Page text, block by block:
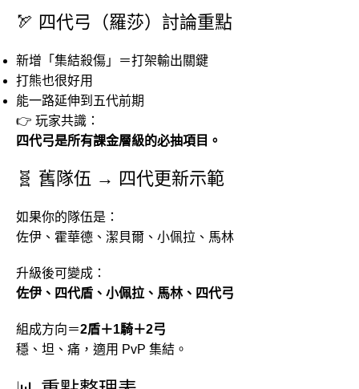
🏹 四代弓（羅莎）討論重點
新增「集結殺傷」＝打架輸出關鍵
打熊也很好用
能一路延伸到五代前期
👉 玩家共識：
四代弓是所有課金層級的必抽項目。
🧬 舊隊伍 → 四代更新示範
如果你的隊伍是：
佐伊、霍華德、潔貝爾、小佩拉、馬林
升級後可變成：
佐伊、四代盾、小佩拉、馬林、四代弓
組成方向＝2盾＋1騎＋2弓
穩、坦、痛，適用 PvP 集結。